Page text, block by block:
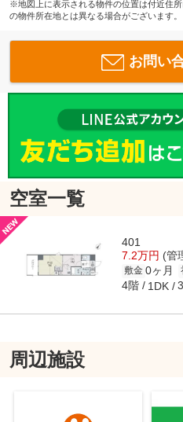
※地図上に表示される物件の位置は付近住
の物件所在地とは異なる場合がございます。
お問い
空室一覧
401
7.2万円 (管
敷金 0ヶ月
4階 1DK
周辺施設